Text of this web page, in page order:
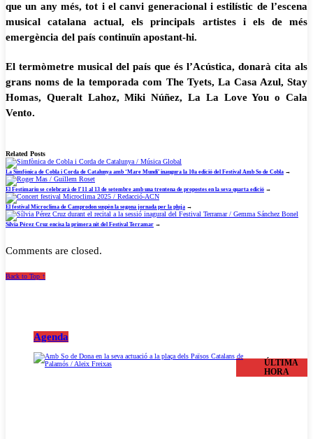
que un any més, tot i el canvi generacional i estilístic de l’escena
musical catalana actual, els principals artistes i els de més
emergència del país continuïn apostant-hi.
El termòmetre musical del país que és l’Acústica, donarà cita als
grans noms de la temporada com The Tyets, La Casa Azul, Stay
Homas, Queralt Lahoz, Miki Núñez, La La Love You o Cala
Vento.
Related Posts
La Simfònica de Cobla i Corda de Catalunya amb ‘Mare Mundi’ inaugura la 10a edició del Festival Amb So de Cobla →
El Festimariu se celebrarà de l’11 al 13 de setembre amb una trentena de propostes en la seva quarta edició →
El festival Microclima de Camprodon suspèn la segona jornada per la pluja →
Sílvia Pérez Cruz encisa la primera nit del Festival Terramar →
Comments are closed.
Back to Top ↑
Agenda
ÚLTIMA
HORA